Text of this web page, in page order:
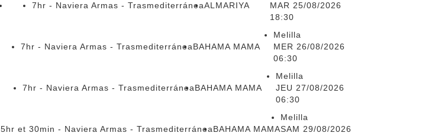
7hr - Naviera Armas - TrasmediterráneaALMARIYA
MAR 25/08/2026
18:30
7hr - Naviera Armas - TrasmediterráneaBAHAMA MAMA
Melilla
MER 26/08/2026
06:30
7hr - Naviera Armas - TrasmediterráneaBAHAMA MAMA
Melilla
JEU 27/08/2026
06:30
5hr et 30min - Naviera Armas - TrasmediterráneaBAHAMA MAMA
Melilla
SAM 29/08/2026